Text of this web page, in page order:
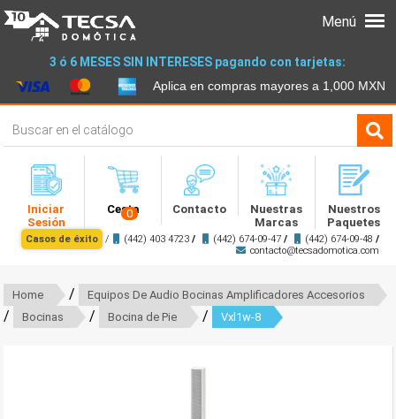
3 ó 6 MESES SIN INTERESES pagando con tarjetas:
Aplica en compras mayores a 1,000 MXN
Iniciar
Sesión
Cesta
0 Contacto
Nuestras
Marcas
Nuestros
Paquetes
Casos de éxito / (442) 403 4723 / (442) 674-09-47 / (442) 674-09-48 /
contacto@tecsadomotica.com
Menú
Home / Equipos De Audio Bocinas Amplificadores Accesorios
/ Bocinas / Bocina de Pie / Vxl1w-8